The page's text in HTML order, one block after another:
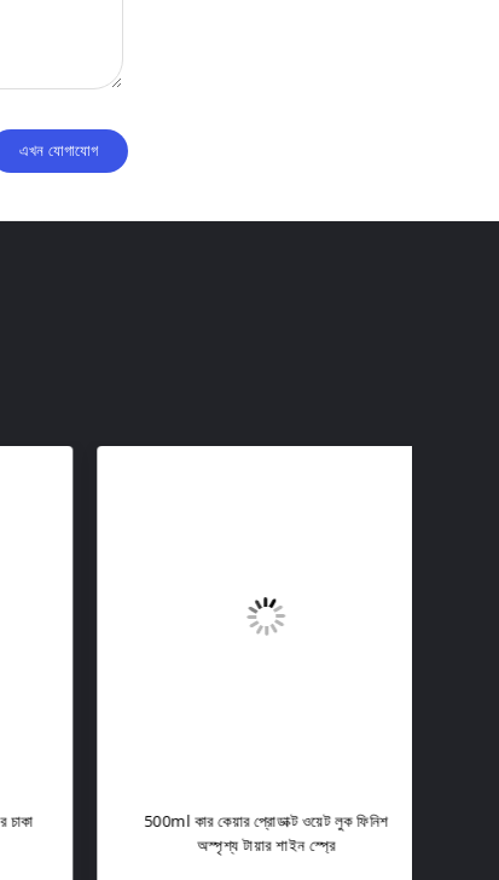
500ml কার কেয়ার প্রোডাক্ট ওয়েট লুক ফিনিশ
অস্পৃশ্য টায়ার শাইন স্প্রে